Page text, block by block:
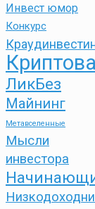
Инвест юмор
Конкурс
ЛикБез
Майнинг
Метавселенные
Мысли
инвестора